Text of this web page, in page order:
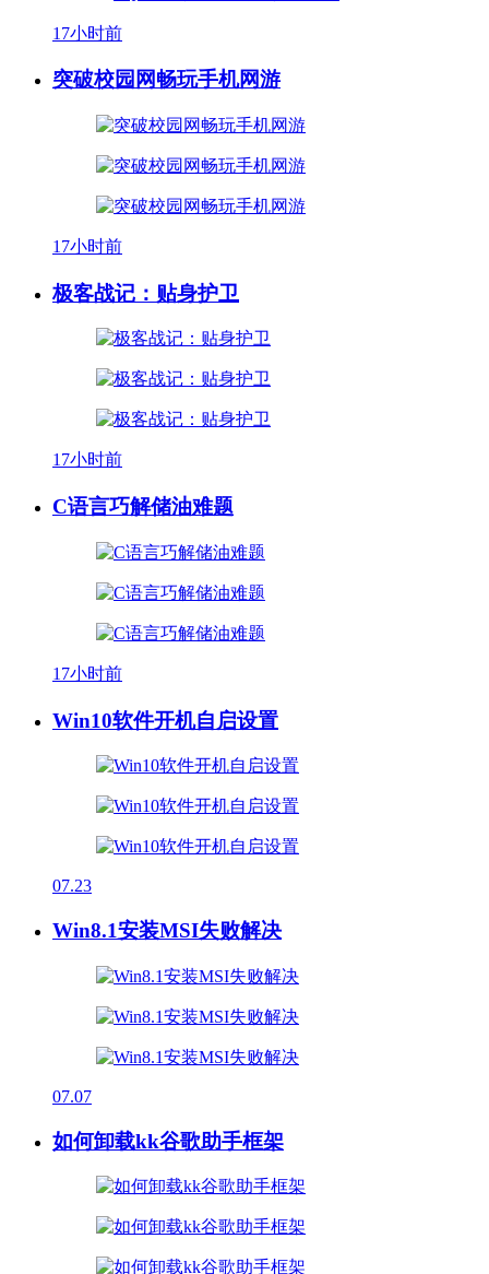
17小时前
突破校园网畅玩手机网游
17小时前
极客战记：贴身护卫
17小时前
C语言巧解储油难题
17小时前
Win10软件开机自启设置
07.23
Win8.1安装MSI失败解决
07.07
如何卸载kk谷歌助手框架